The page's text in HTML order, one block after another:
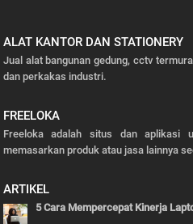
ALAT KANTOR DAN STATIONERY
Jual alat bangunan gedung, cctv
dan perkakas industri.
FREELOKA
Freeloka adalah situs dan aplikasi
memasarkan produk atau jasa lainnya
ARTIKEL
5 Cara Mempercepat Kinerja